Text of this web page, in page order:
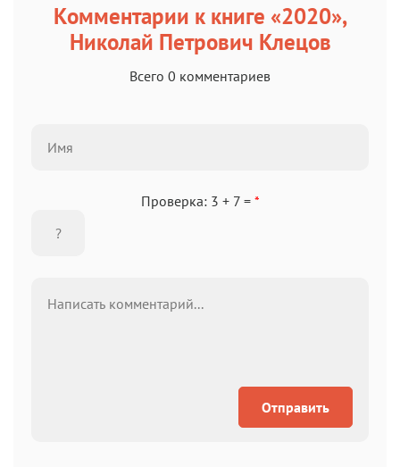
Комментарии к книге «2020»,
Николай Петрович Клецов
Всего 0 комментариев
Проверка: 3 + 7 = *
Отправить